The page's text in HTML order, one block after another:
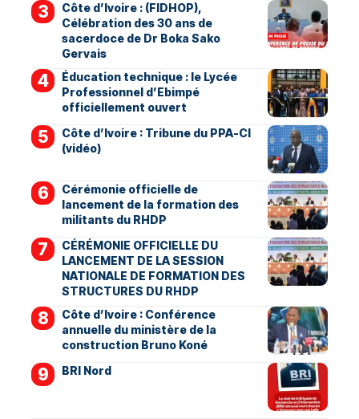
Côte d’Ivoire : (FIDHOP),
Célébration des 30 ans de
sacerdoce de Dr Boka Sako
Gervais
Éducation technique : le Lycée
Professionnel d’Ebimpé
officiellement ouvert
Côte d’Ivoire : Tribune du PPA-CI
(vidéo)
Cérémonie officielle de
lancement de la formation des
militants du RHDP
CÉRÉMONIE OFFICIELLE DU
LANCEMENT DE LA SESSION
NATIONALE DE FORMATION DES
STRUCTURES DU RHDP
Côte d’Ivoire : Conférence
annuelle du ministère de la
construction Bruno Koné
BRI Nord